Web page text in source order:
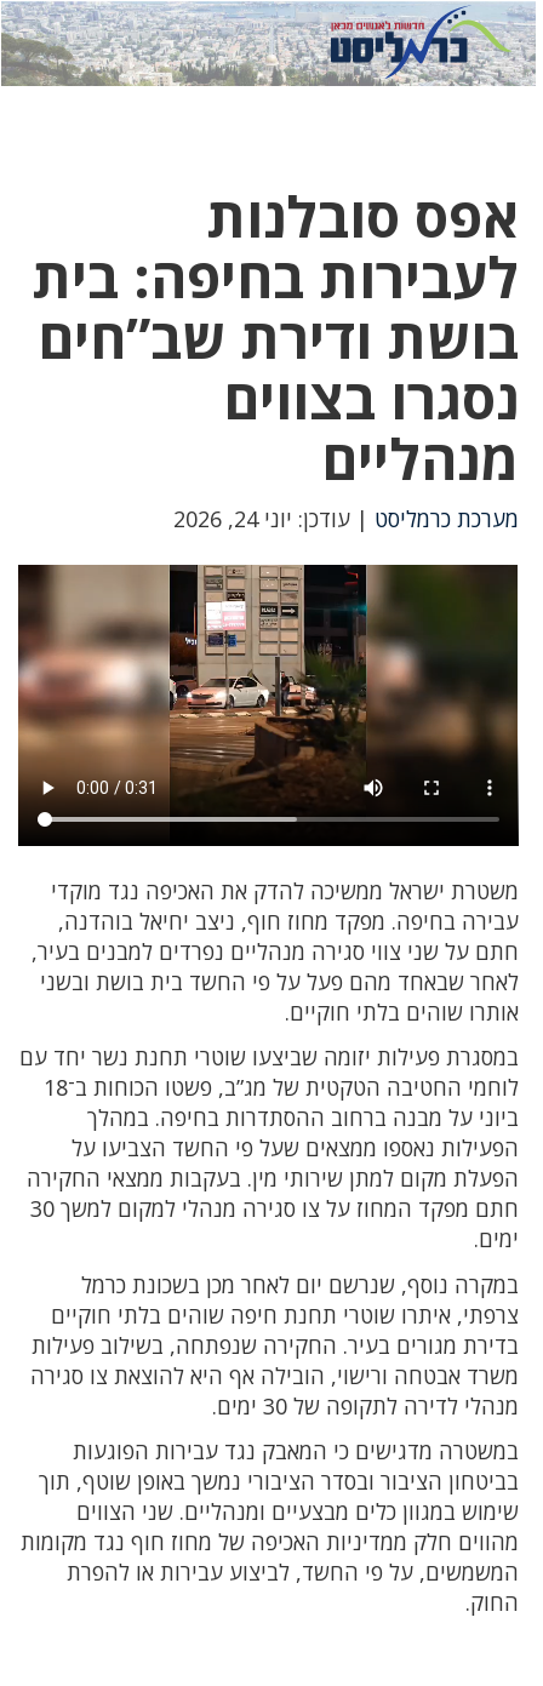
לחץ
כאן
לחץ
כדי
אפס סובלנות
לעבירות בחיפה: בית
בושת ודירת שב”חים
נסגרו בצווים
מנהליים
מערכת כרמליסט | עודכן: יוני 24, 2026
משטרת ישראל ממשיכה להדק את האכיפה נגד מוקדי
עבירה בחיפה. מפקד מחוז חוף, ניצב יחיאל בוהדנה,
חתם על שני צווי סגירה מנהליים נפרדים למבנים בעיר,
לאחר שבאחד מהם פעל על פי החשד בית בושת ובשני
אותרו שוהים בלתי חוקיים.
במסגרת פעילות יזומה שביצעו שוטרי תחנת נשר יחד עם
לוחמי החטיבה הטקטית של מג”ב, פשטו הכוחות ב־18
ביוני על מבנה ברחוב ההסתדרות בחיפה. במהלך
הפעילות נאספו ממצאים שעל פי החשד הצביעו על
הפעלת מקום למתן שירותי מין. בעקבות ממצאי החקירה
חתם מפקד המחוז על צו סגירה מנהלי למקום למשך 30
ימים.
במקרה נוסף, שנרשם יום לאחר מכן בשכונת כרמל
צרפתי, איתרו שוטרי תחנת חיפה שוהים בלתי חוקיים
בדירת מגורים בעיר. החקירה שנפתחה, בשילוב פעילות
משרד אבטחה ורישוי, הובילה אף היא להוצאת צו סגירה
מנהלי לדירה לתקופה של 30 ימים.
במשטרה מדגישים כי המאבק נגד עבירות הפוגעות
בביטחון הציבור ובסדר הציבורי נמשך באופן שוטף, תוך
שימוש במגוון כלים מבצעיים ומנהליים. שני הצווים
מהווים חלק ממדיניות האכיפה של מחוז חוף נגד מקומות
המשמשים, על פי החשד, לביצוע עבירות או להפרת
החוק.